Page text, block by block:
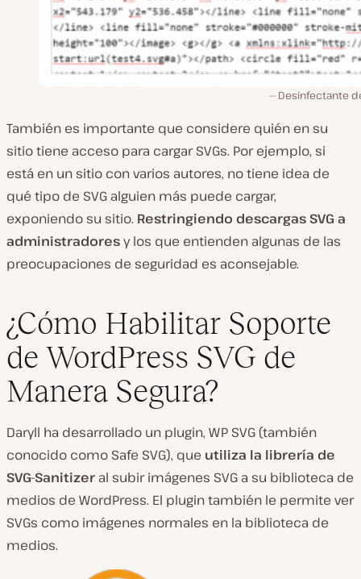
Desinfectante
También es importante que considere quién en su
sitio tiene acceso para cargar SVGs. Por ejemplo, si
está en un sitio con varios autores, no tiene idea de
qué tipo de SVG alguien más puede cargar,
exponiendo su sitio. Restringiendo descargas SVG a
administradoresy los que entienden algunas de las
preocupaciones de seguridad es aconsejable.
¿Cómo Habilitar Soporte
de WordPress SVG de
Manera Segura?
Daryll ha desarrollado un plugin, WP SVG (también
conocido como Safe SVG), que utiliza la librería de
SVG-Sanitizer al subir imágenes SVG a su biblioteca de
medios de WordPress. El plugin también le permite ver
SVGs como imágenes normales en la biblioteca de
medios.